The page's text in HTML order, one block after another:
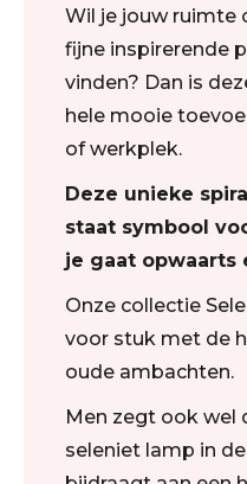
Wil je jouw ruimte
fijne inspirerende
vinden? Dan is
hele mooie
of werkplek.
Deze unieke
staat symbool
je gaat opwaarts
Onze collectie
voor stuk met de
oude ambachten.
Men zegt ook wel
seleniet lamp in